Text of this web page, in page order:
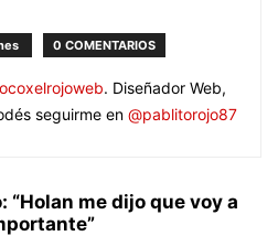
0 COMENTARIOS
. Diseñador Web,
seguirme en @pablitorojo87
“Holan me dijo que voy a